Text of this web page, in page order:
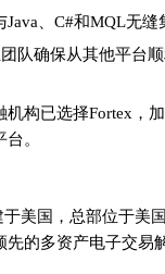
Java、C#和MQL无
队确保从其他平台
构已选择Fortex，
。
美国，总部位于美
的多资产电子交易